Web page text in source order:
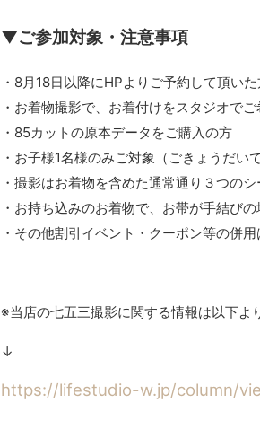
▼ご参加対象・注意事項
・8月18日以降にHPよりご予約して頂い
・お着物撮影で、お着付けをスタジオで
・85カットの原本データをご購入の方
・お子様1名様のみご対象（ごきょうだい
・撮影はお着物を含めた通常通り３つの
・お持ち込みのお着物で、お帯が手結びの
・その他割引イベント・クーポン等の併用
※当店の七五三撮影に関する情報は以下よ
↓
https://lifestudio-w.jp/column/